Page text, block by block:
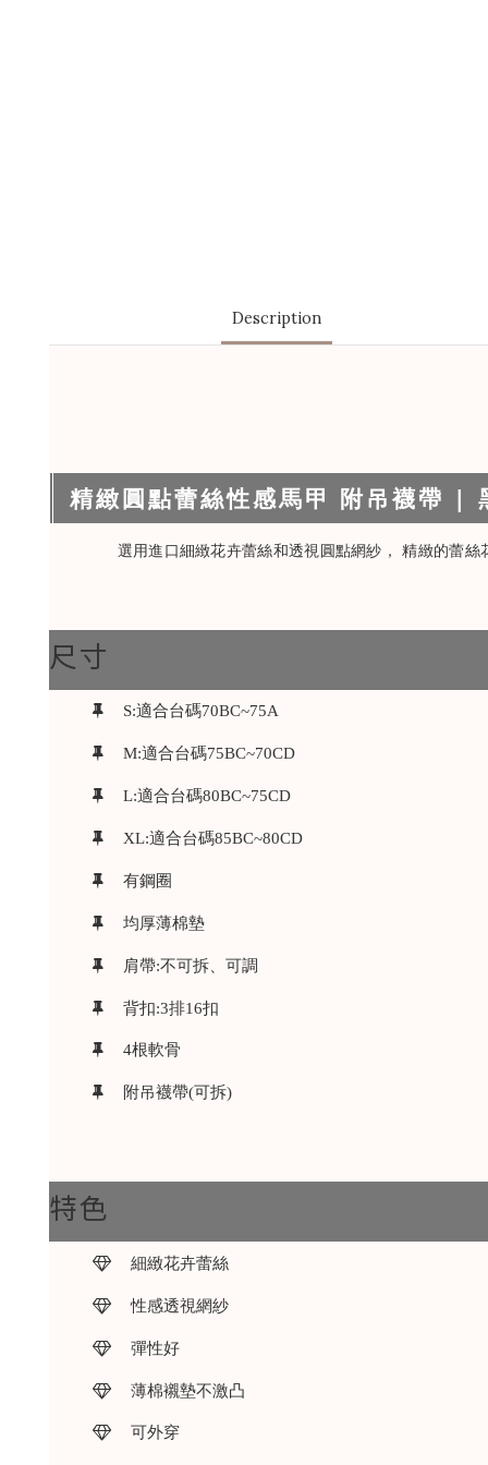
Description
精緻圓點蕾絲性感馬甲 附吊襪帶
選用進口細緻花卉蕾絲和透視圓點網紗， 精緻的蕾
尺寸
S:適合台碼70BC~75A
M:適合台碼75BC~70CD
L:適合台碼80BC~75CD
XL:適合台碼85BC~80CD
有鋼圈
均厚薄棉墊
肩帶:不可拆、可調
背扣:3排16扣
4根軟骨
附吊襪帶(可拆)
特色
細緻花卉蕾絲
性感透視網紗
彈性好
薄棉襯墊不激凸
可外穿